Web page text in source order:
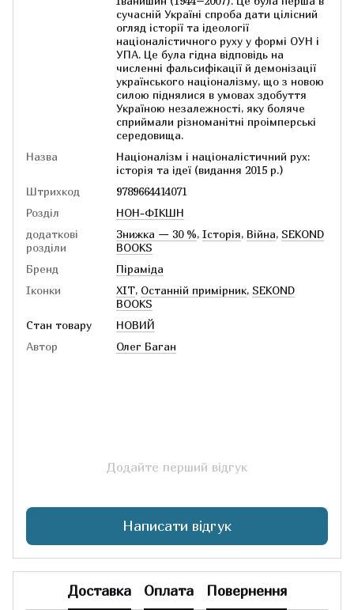
сучасній Україні спроба дати цілісний
огляд історії та ідеології
націоналістичного руху у формі ОУН і
УПА. Це була гідна відповідь на
численні фальсифікації й демонізації
українського націоналізму, що з новою
силою піднялися в умовах здобуття
Україною незалежності, яку боляче
сприймали різноманітні проімперські
середовища.
Назва
Націоналізм і націоналістичний рух:
історія та ідеї (видання 2015 р.)
Штрихкод
9789664414071
Розділ
НОН-ФІКШН
додаткові
розділи
Знижка — 30 %, Історія, Війна, SEKOND
BOOKS
Бренд
Піраміда
Іконки
ХІТ, Останній примірник, SEKOND
BOOKS
Стан товару
НОВИЙ
Автор
Олег Баган
Додайте перший відгук
Написати відгук
Доставка Оплата Повернення